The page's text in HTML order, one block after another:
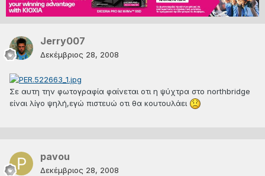
Jerry007
Δεκέμβριος 28, 2008
Σε αυτη την φωτογραφία φαίνεται οτι η ψύχτρα στο northbridge
είναι λίγο ψηλή,εγώ πιστευώ οτι θα κουτουλάει
pavou
Δεκέμβριος 28, 2008